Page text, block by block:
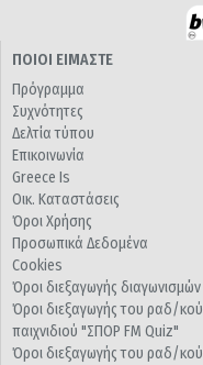
ΠΟΙΟΙ ΕΙΜΑΣΤΕ
Πρόγραμμα
Συχνότητες
Δελτία τύπου
Επικοινωνία
Greece Is
Οικ. Καταστάσεις
Όροι Χρήσης
Προσωπικά Δεδομένα
Cookies
Όροι διεξαγωγής διαγωνισμών
Όροι διεξαγωγής του ραδ/κού
παιχνιδιού "ΣΠΟΡ FM Quiz"
Όροι διεξαγωγής του ραδ/κού